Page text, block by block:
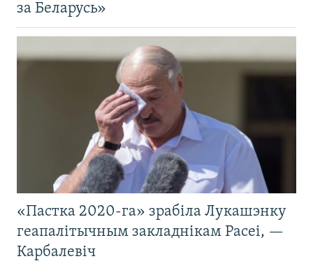
за Беларусь»
«Пастка 2020-га» зрабіла Лукашэнку
геапалітычным закладнікам Расеі, —
Карбалевіч